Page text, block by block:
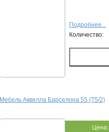
Подробнее...
Количество:
Мебель Аквелла Барселона 55 (Т5/2)
Цена: